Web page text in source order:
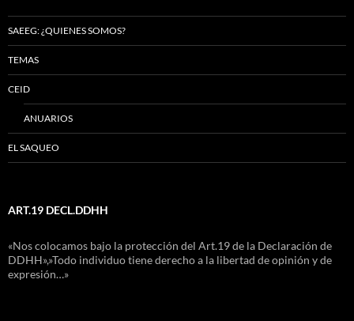
SAEEG: ¿QUIENES SOMOS?
TEMAS
CEID
ANUARIOS
EL SAQUEO
ART.19 DECL.DDHH
«Nos colocamos bajo la protección del Art.19 de la Declaración de
DDHH»,»Todo individuo tiene derecho a la libertad de opinión y de
expresión…»